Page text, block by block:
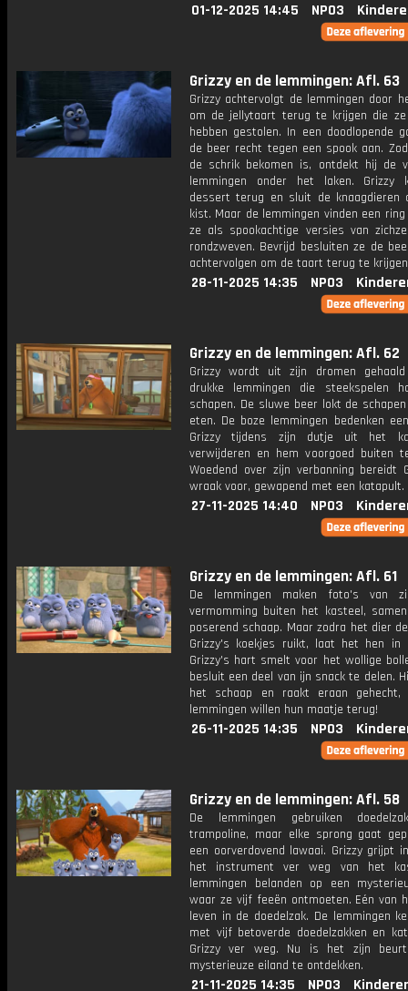
01-12-2025 14:45 NPO3
Grizzy en de lemmingen: Afl. 63
Grizzy achtervolgt de lemmingen door
om de jellytaart terug te krijgen die
hebben gestolen. In een doodlopende
de beer recht tegen een spook aan.
de schrik bekomen is, ontdekt hij de
lemmingen onder het laken. Grizzy
dessert terug en sluit de knaagdieren
kist. Maar de lemmingen vinden een
ze als spookachtige versies van
rondzweven. Bevrijd besluiten ze de
achtervolgen om de taart terug te
28-11-2025 14:35 NPO3
Grizzy en de lemmingen: Afl. 62
Grizzy wordt uit zijn dromen
drukke lemmingen die steekspelen
schapen. De sluwe beer lokt de
eten. De boze lemmingen bedenken
Grizzy tijdens zijn dutje uit het
verwijderen en hem voorgoed buiten
Woedend over zijn verbanning bereidt
wraak voor, gewapend met een katapult.
27-11-2025 14:40 NPO3
Grizzy en de lemmingen: Afl. 61
De lemmingen maken foto's van
vermomming buiten het kasteel,
poserend schaap. Maar zodra het dier
Grizzy's koekjes ruikt, laat het hen in
Grizzy's hart smelt voor het wollige
besluit een deel van ijn snack te delen.
het schaap en raakt eraan
lemmingen willen hun maatje terug!
26-11-2025 14:35 NPO3
Grizzy en de lemmingen: Afl. 58
De lemmingen gebruiken
trampoline, maar elke sprong gaat
een oorverdovend lawaai. Grizzy grijpt
het instrument ver weg van het
lemmingen belanden op een
waar ze vijf feeën ontmoeten. Eén van
leven in de doedelzak. De lemmingen
met vijf betoverde doedelzakken en
Grizzy ver weg. Nu is het zijn
mysterieuze eiland te ontdekken.
21-11-2025 14:35 NPO3